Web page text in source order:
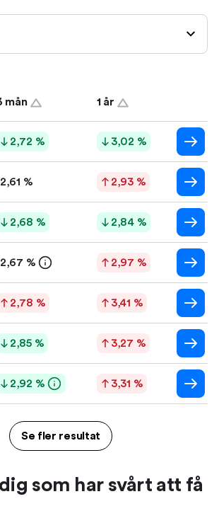
mån 1 år
2,72 % 3,02 %
2,61 % 2,93 %
2,68 % 2,84 %
2,67 % 2,97 %
2,78 % 3,41 %
2,85 % 3,27 %
2,92 % 3,31 %
Se fler resultat
som har svårt att få